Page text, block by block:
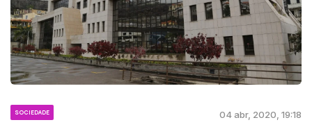
SOCIEDADE 04 abr, 2020, 19:18